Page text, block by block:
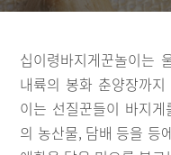
십이령바지게꾼놀이는
내륙의 봉화 춘양장까
이는 선질꾼들이 바지
의 농산물, 담배 등을 등